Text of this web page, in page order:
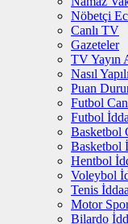
Nöbetçi
Canlı TV
Gazeteler
TV Yayın
Nasıl
Puan
Futbol
Futbol
Basketbol
Basketbol
Hentbol
Voleybol
Tenis
Motor
Bilardo